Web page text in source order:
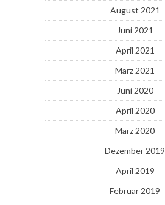
August 2021
Juni 2021
April 2021
März 2021
Juni 2020
April 2020
März 2020
Dezember 2019
April 2019
Februar 2019